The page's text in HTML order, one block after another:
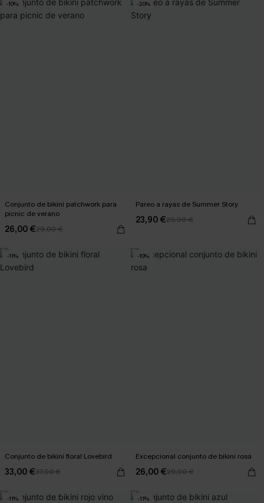
-10%
Conjunto de bikini patchwork para
picnic de verano
26,00 €29,00 €
-20%
Pareo a rayas de Summer Story
23,90 €29,90 €
-11%
Conjunto de bikini floral Lovebird
33,00 €37,00 €
-10%
Excepcional conjunto de bikini rosa
26,00 €29,00 €
-11% -11%